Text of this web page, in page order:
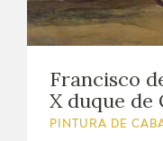
Francisco
X duque de
PINTURA DE